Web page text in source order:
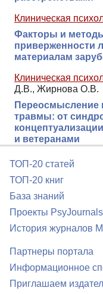
Клиническая
Факторы и
приверженности
материалам
Клиническая
Д.В., Жирнова О.В.
Переосмысление
травмы: от
и ветеранами
ТОП-20 статей
ТОП-20 книг
База знаний
Проекты
История журналов
Партнеры портала
Информационное
Приглашаем